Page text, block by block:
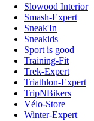
Slowood Interior
Smash-Expert
Sneak'In
Sneakids
Sport is good
Training-Fit
Trek-Expert
Triathlon-Expert
TripNBikers
Vélo-Store
Winter-Expert